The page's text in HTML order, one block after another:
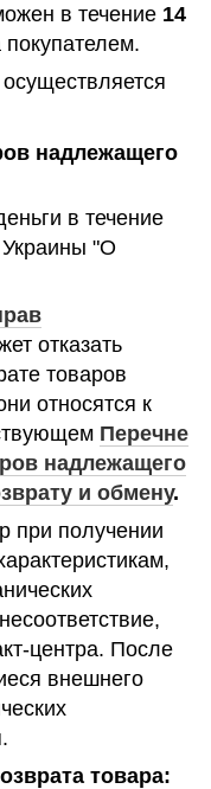
в течение 14
осуществляется
надлежащего
в течение
Украины "О
отказать
товаров
относятся к
Перечне
надлежащего
и обмену.
при получении
центра. После
внешнего
товара: